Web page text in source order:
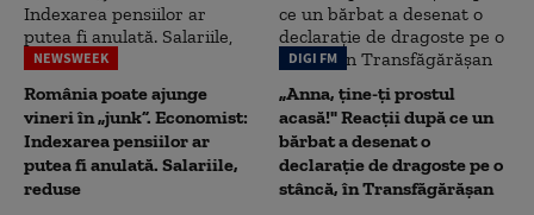
NEWSWEEK
România poate ajunge
vineri în „junk”. Economist:
Indexarea pensiilor ar
putea fi anulată. Salariile,
reduse
DIGI FM
„Anna, ţine-ţi prostul
acasă!" Reacţii după ce un
bărbat a desenat o
declaraţie de dragoste pe o
stâncă, în Transfăgărăşan